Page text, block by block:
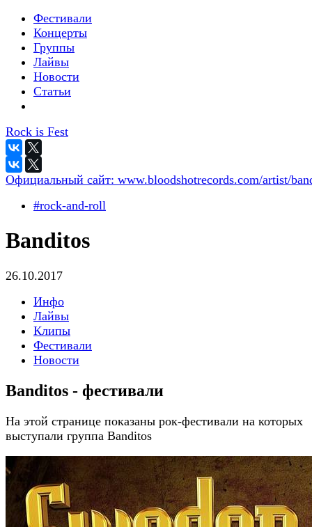
Фестивали
Концерты
Группы
Лайвы
Новости
Статьи
Rock is Fest
Официальный сайт: www.bloodshotrecords.com/artist/
#rock-and-roll
Banditos
26.10.2017
Инфо
Лайвы
Клипы
Фестивали
Новости
Banditos - фестивали
На этой странице показаны рок-фестивали на которых
выступали группа Banditos